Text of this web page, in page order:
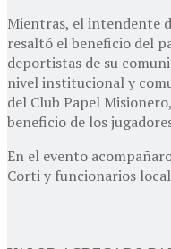
Mientras, el intendente
resaltó el beneficio del
deportistas de su
nivel institucional y
del Club Papel
beneficio de los
En el evento
Corti y funcionarios